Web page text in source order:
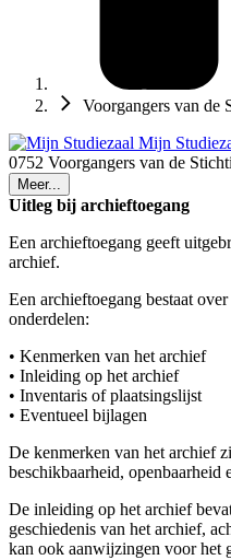
Voorgangers van de
Mijn
0752 Voorgangers van de
Meer...
Uitleg bij archieftoegang
Een archieftoegang geeft
archief.
Een archieftoegang bestaat
onderdelen:
• Kenmerken van het archief
• Inleiding op het archief
• Inventaris of plaatsingslijst
• Eventueel bijlagen
De kenmerken van het archief
beschikbaarheid, openbaarheid
De inleiding op het archief
geschiedenis van het archief,
kan ook aanwijzingen voor het